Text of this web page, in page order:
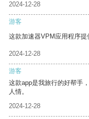
2024-12-28
游客
这款加速器VPM应用程序提
2024-12-28
游客
这款app是我旅行的好帮手
人情。
2024-12-28